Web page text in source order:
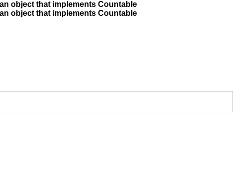
object that implements Countable
object that implements Countable